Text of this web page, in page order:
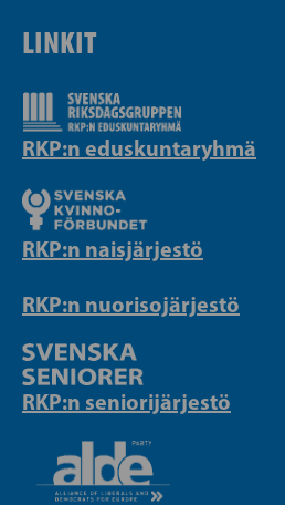
LINKIT
RKP:n eduskuntaryhmä
RKP:n naisjärjestö
RKP:n nuorisojärjestö
RKP:n seniorijärjestö